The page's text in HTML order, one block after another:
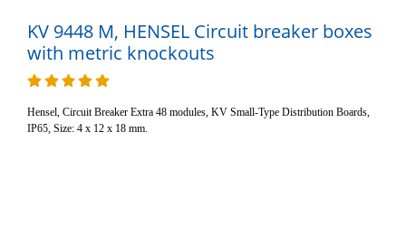
KV 9448 M, HENSEL Circuit breaker boxes
with metric knockouts
Hensel, Circuit Breaker Extra 48 modules, KV Small-Type Distribution Boards,
IP65, Size: 4 x 12 x 18 mm.